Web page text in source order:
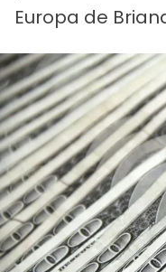
Europa de